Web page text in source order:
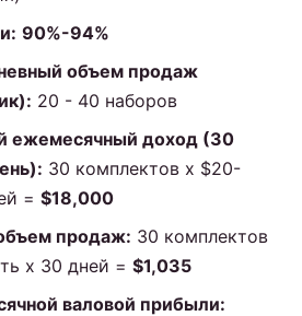
90%-94%
объем продаж
20 - 40 наборов
ежемесячный доход (30
30 комплектов x $20-
= $18,000
продаж: 30 комплектов
x 30 дней = $1,035
валовой прибыли: